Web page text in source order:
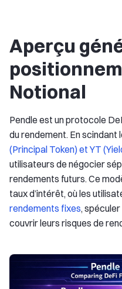
Aperçu
Notional
Pendle est un protocole
du rendement. En
(Principal Token) et YT
utilisateurs de négocier
rendements futurs. Ce
taux d’intérêt, où les
rendements fixes, spéculer
couvrir leurs risques de